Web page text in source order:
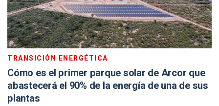
TRANSICIÓN ENERGÉTICA
Cómo es el primer parque solar de Arcor que
abastecerá el 90% de la energía de una de sus
plantas